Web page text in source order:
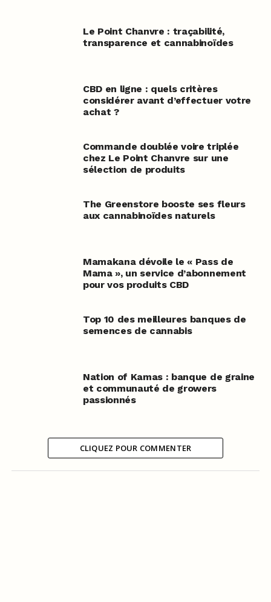
Le Point Chanvre : traçabilité,
transparence et cannabinoïdes
CBD en ligne : quels critères
considérer avant d’effectuer votre
achat ?
Commande doublée voire triplée
chez Le Point Chanvre sur une
sélection de produits
The Greenstore booste ses fleurs
aux cannabinoïdes naturels
Mamakana dévoile le « Pass de
Mama », un service d’abonnement
pour vos produits CBD
Top 10 des meilleures banques de
semences de cannabis
Nation of Kamas : banque de graine
et communauté de growers
passionnés
CLIQUEZ POUR COMMENTER